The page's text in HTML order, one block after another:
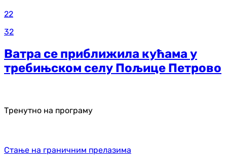
22
32
Ватра се приближила кућама у
требињском селу Пољице Петрово
Тренутно на програму
Стање на граничним прелазима